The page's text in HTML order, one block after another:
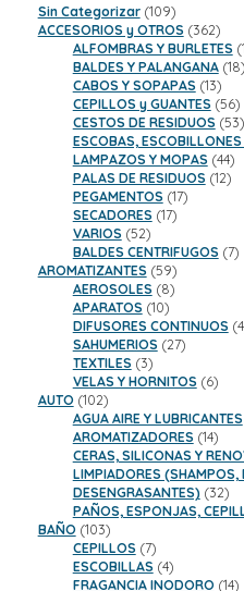
Sin Categorizar 109109
productos
ACCESORIOS y OTROS 362362
ALFOMBRAS Y BURLETES
BALDES Y PALANGANA 1818
CABOS Y SOPAPAS 1313
CEPILLOS y GUANTES 5656
CESTOS DE RESIDUOS 53
ESCOBAS,
LAMPAZOS Y MOPAS 4444
PALAS DE RESIDUOS 1212
PEGAMENTOS 1717
SECADORES 1717
VARIOS 5252
productos
BALDES CENTRIFUGOS 77
AROMATIZANTES 5959
productos
AEROSOLES 88
productos
APARATOS 1010
productos
DIFUSORES CONTINUOS 4
SAHUMERIOS 2727
TEXTILES 33
productos
VELAS Y HORNITOS 66
AUTO 102102
productos
AGUA AIRE Y LUBRICANTES
AROMATIZADORES 1414
CERAS, SILICONAS Y
LIMPIADORES (SHAMPOS,
DESENGRASANTES) 3232
PAÑOS, ESPONJAS,
BAÑO 103103
productos
CEPILLOS 77
productos
ESCOBILLAS 44
productos
FRAGANCIA INODORO 1414